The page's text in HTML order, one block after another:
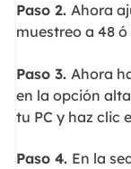
Paso 2. Ahora
muestreo a 48 ó
Paso 3. Ahora
en la opción
tu PC y haz clic
Paso 4. En la